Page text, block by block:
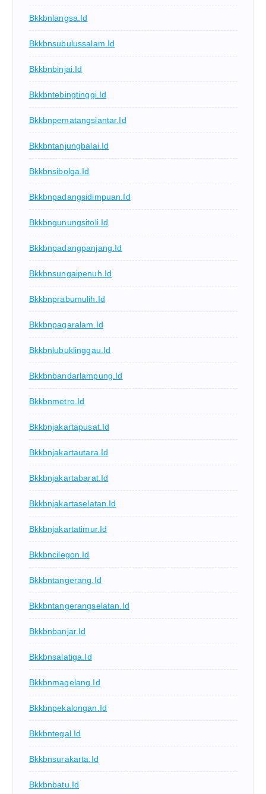
Bkkbnlangsa.id
Bkkbnsubulussalam.id
Bkkbnbinjai.id
Bkkbntebingtinggi.id
Bkkbnpematangsiantar.id
Bkkbntanjungbalai.id
Bkkbnsibolga.id
Bkkbnpadangsidimpuan.id
Bkkbngunungsitoli.id
Bkkbnpadangpanjang.id
Bkkbnsungaipenuh.id
Bkkbnprabumulih.id
Bkkbnpagaralam.id
Bkkbnlubuklinggau.id
Bkkbnbandarlampung.id
Bkkbnmetro.id
Bkkbnjakartapusat.id
Bkkbnjakartautara.id
Bkkbnjakartabarat.id
Bkkbnjakartaselatan.id
Bkkbnjakartatimur.id
Bkkbncilegon.id
Bkkbntangerang.id
Bkkbntangerangselatan.id
Bkkbnbanjar.id
Bkkbnsalatiga.id
Bkkbnmagelang.id
Bkkbnpekalongan.id
Bkkbntegal.id
Bkkbnsurakarta.id
Bkkbnbatu.id